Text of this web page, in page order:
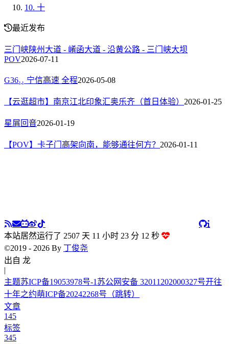
10. 十
最近发布
三门峡陕州大道 - 崤函大道 - 沿黄公路 - 三门峡大坝
POV2026-07-11
G36₁₁ 宁信高速 全程2026-05-08
【云逛超市】南京江北印象汇奥乐齐（首日体验） 2026-01-25
星屑回音2026-01-19
【POV】卡子门高架向南，能够通往何方？ 2026-01-11
本站居然运行了 2507 天 11 小时 23 分 13 秒
©2019 - 2026 By 丁俊尧
出自 龙与虎
|
主题苏ICP备19053978号-1 苏公网安备 32011202000327号开往
十年之约萌ICP备20242268号 （跳转）
文章
145
标签
345